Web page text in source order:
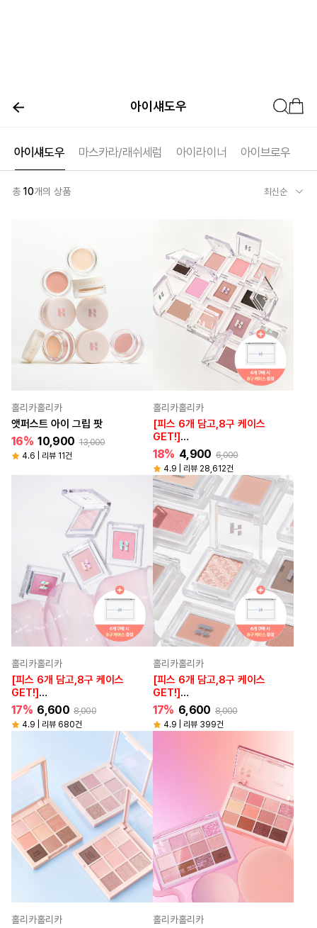
아이섀도우
아이섀도우 마스카라/래쉬세럼 아이라이너 아이브로우
총 10개의 상품
홀리카홀리카
앳퍼스트 아이 그립 팟
16% 10,900 13,000
4.6 | 리뷰 11건
홀리카홀리카
[피스 6개 담고,8구 케이스
GET!]
마이페이브 피스 아이섀도우/
피스밤/젤테일[NEW]
18% 4,900 6,000
4.9 | 리뷰 28,612건
홀리카홀리카
[피스 6개 담고,8구 케이스
GET!]
마이페이브 피스 빔
17% 6,600 8,000
4.9 | 리뷰 680건
홀리카홀리카
[피스 6개 담고,8구 케이스
GET!]
마이페이브 피스 글리츠
17% 6,600 8,000
4.9 | 리뷰 399건
홀리카홀리카 홀리카홀리카